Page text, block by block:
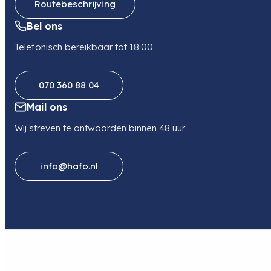
Routebeschrijving
Bel ons
Telefonisch bereikbaar tot 18:00
070 360 88 04
Mail ons
Wij streven te antwoorden binnen 48 uur
info@hafo.nl